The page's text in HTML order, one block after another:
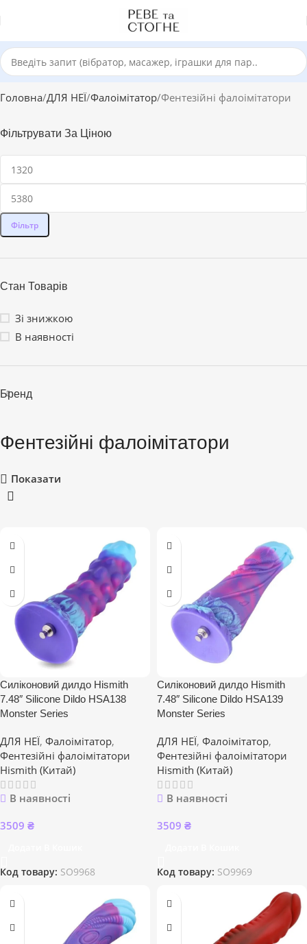
Головна ДЛЯ НЕЇ Фалоімітатор Фентезійні фалоімітатори
Фільтрувати За Ціною
Фільтр
Стан Товарів
Зі знижкою
В наявності
Бренд
Фентезійні фалоімітатори
Показати
Силіконовий дилдо Hismith
7.48″ Silicone Dildo HSA138
Monster Series
ДЛЯ НЕЇ, Фалоімітатор,
Фентезійні фалоімітатори
Hismith (Китай)
В наявності
3509 ₴
Код товару: SO9968
Силіконовий дилдо Hismith
7.48″ Silicone Dildo HSA139
Monster Series
ДЛЯ НЕЇ, Фалоімітатор,
Фентезійні фалоімітатори
Hismith (Китай)
В наявності
3509 ₴
Код товару: SO9969